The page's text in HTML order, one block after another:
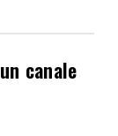
canale